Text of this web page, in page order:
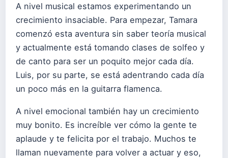
A nivel musical estamos experimentando un
crecimiento insaciable. Para empezar, Tamara
comenzó esta aventura sin saber teoría musical
y actualmente está tomando clases de solfeo y
de canto para ser un poquito mejor cada día.
Luis, por su parte, se está adentrando cada día
un poco más en la guitarra flamenca.
A nivel emocional también hay un crecimiento
muy bonito. Es increíble ver cómo la gente te
aplaude y te felicita por el trabajo. Muchos te
llaman nuevamente para volver a actuar y eso,